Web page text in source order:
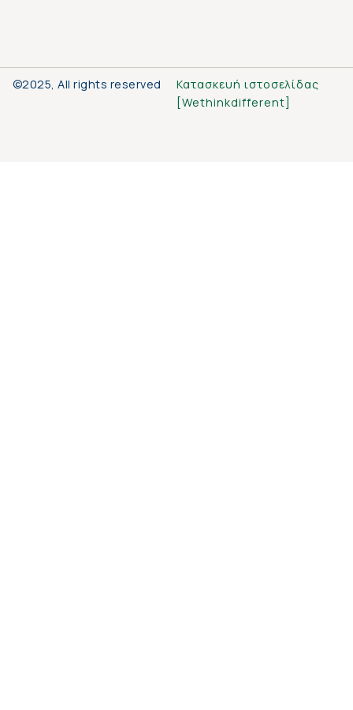
©2025, All rights reserved
Κατασκευή ιστοσελίδας
[Wethinkdifferent]